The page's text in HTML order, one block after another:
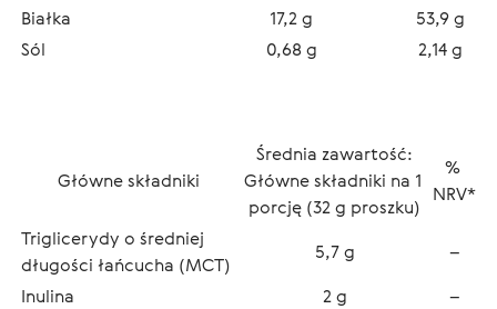
Białka
17,2 g
53,9 g
Sól
0,68 g 2,14 g
Główne składniki
Średnia zawartość:
Główne składniki na 1
porcję (32 g proszku)
%
NRV*
Triglicerydy o średniej
długości łańcucha (MCT)
5,7 g
–
Inulina
2 g
–